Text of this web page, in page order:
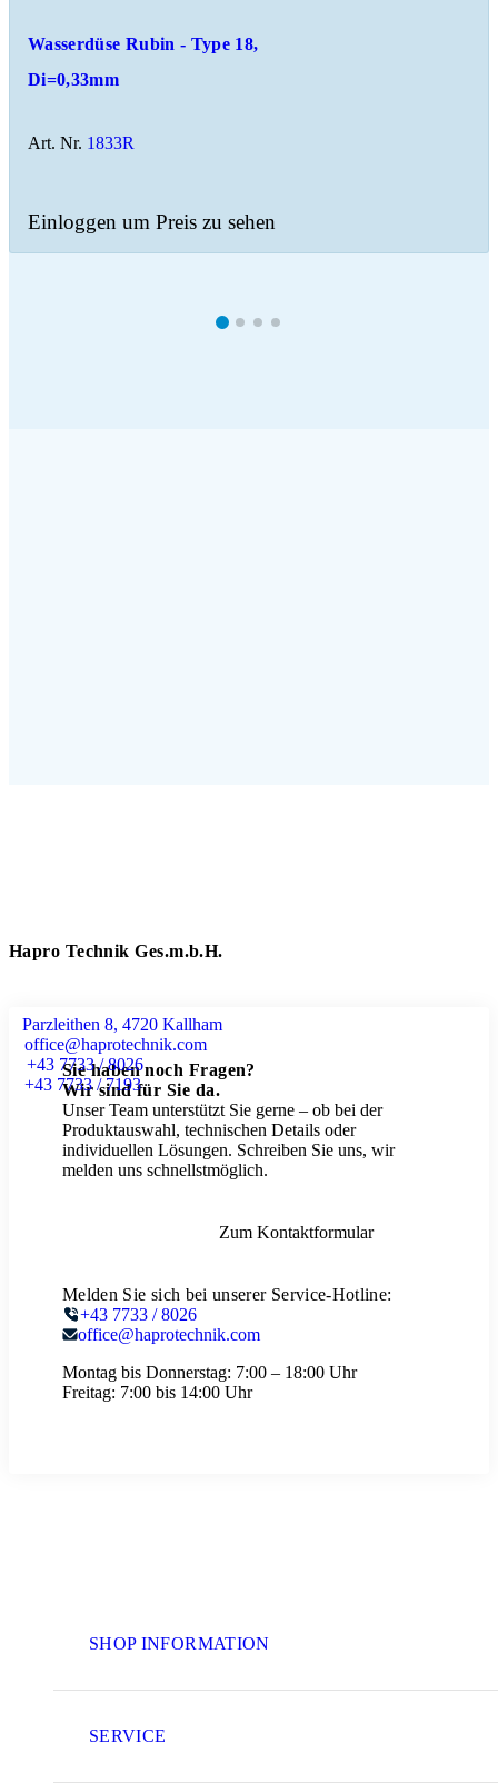
Wasserdüse Rubin - Type 18,
Di=0,33mm
Art. Nr. 1833R
Einloggen um Preis zu sehen
Hapro Technik Ges.m.b.H.
Parzleithen 8, 4720 Kallham
office@haprotechnik.com
+43 7733 / 8026
+43 7733 / 7193
Sie haben noch Fragen?
Wir sind für Sie da.
Unser Team unterstützt Sie gerne – ob bei der
Produktauswahl, technischen Details oder
individuellen Lösungen. Schreiben Sie uns, wir
melden uns schnellstmöglich.
Zum Kontaktformular
Melden Sie sich bei unserer Service-Hotline:
+43 7733 / 8026
office@haprotechnik.com
Montag bis Donnerstag: 7:00 – 18:00 Uhr
Freitag: 7:00 bis 14:00 Uhr
SHOP INFORMATION
SERVICE